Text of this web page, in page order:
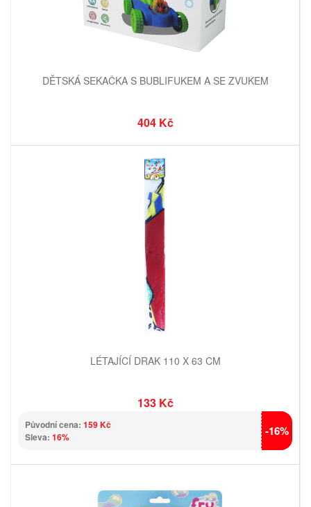
DĚTSKÁ SEKAČKA S BUBLIFUKEM A SE ZVUKEM
404 Kč
LÉTAJÍCÍ DRAK 110 X 63 CM
133 Kč
Původní cena: 159 Kč
Sleva: 16% -16%